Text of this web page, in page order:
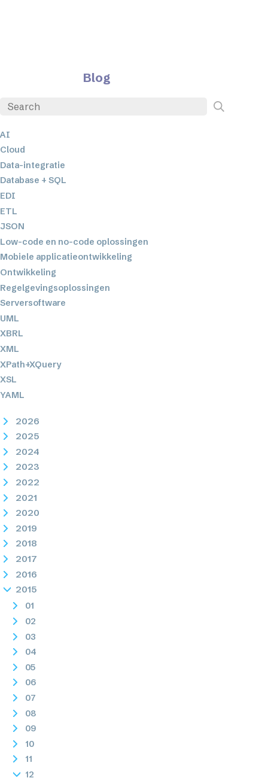
Blog
AI
Cloud
Data-integratie
Database + SQL
EDI
ETL
JSON
Low-code en no-code oplossingen
Mobiele applicatieontwikkeling
Ontwikkeling
Regelgevingsoplossingen
Serversoftware
UML
XBRL
XML
XPath+XQuery
XSL
YAML
2026
2025
2024
2023
2022
2021
2020
2019
2018
2017
2016
2015
01
02
03
04
05
06
07
08
09
10
11
12